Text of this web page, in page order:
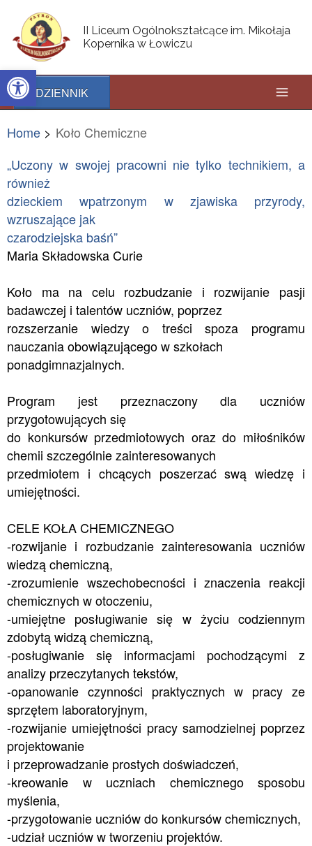
Open toolbar
content
II Liceum Ogólnokształcące im. Mikołaja
Kopernika w Łowiczu
DZIENNIK
Home
Koło Chemiczne
„Uczony w swojej pracowni nie tylko technikiem, a
również
dzieckiem wpatrzonym w zjawiska przyrody,
wzruszające jak
czarodziejska baśń”
Maria Składowska Curie
Koło ma na celu rozbudzanie i rozwijanie pasji
badawczej i talentów uczniów, poprzez
rozszerzanie wiedzy o treści spoza programu
nauczania obowiązującego w szkołach
ponadgimnazjalnych.
Program jest przeznaczony dla uczniów
przygotowujących się
do konkursów przedmiotowych oraz do miłośników
chemii szczególnie zainteresowanych
przedmiotem i chcących poszerzać swą wiedzę i
umiejętności.
CELE KOŁA CHEMICZNEGO
-rozwijanie i rozbudzanie zainteresowania uczniów
wiedzą chemiczną,
-zrozumienie wszechobecności i znaczenia reakcji
chemicznych w otoczeniu,
-umiejętne posługiwanie się w życiu codziennym
zdobytą widzą chemiczną,
-posługiwanie się informacjami pochodzącymi z
analizy przeczytanych tekstów,
-opanowanie czynności praktycznych w pracy ze
sprzętem laboratoryjnym,
-rozwijanie umiejętności pracy samodzielnej poprzez
projektowanie
i przeprowadzanie prostych doświadczeń,
-kreowanie w uczniach chemicznego sposobu
myślenia,
-przygotowanie uczniów do konkursów chemicznych,
-udział uczniów w tworzeniu projektów.